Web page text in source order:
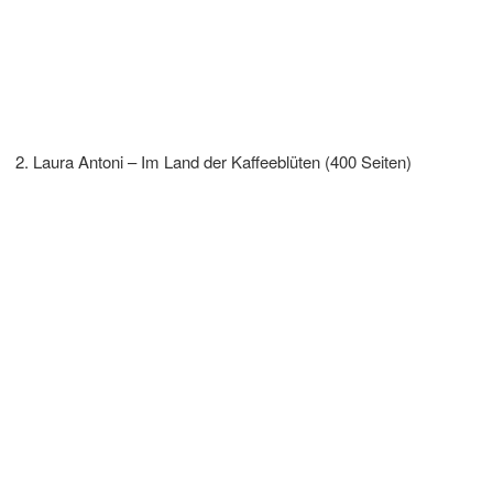
Laura Antoni – Im Land der Kaffeeblüten (400 Seiten)